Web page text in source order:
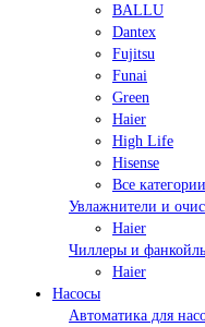
BALLU
Dantex
Fujitsu
Funai
Green
Haier
High Life
Hisense
Все
Увлажнители и
Haier
Чиллеры и
Haier
Насосы
Автоматика для